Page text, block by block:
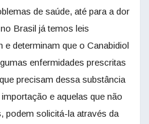
de saúde, até para a dor
Brasil já temos leis
e determinam que o Canabidiol
enfermidades prescritas
precisam dessa substância
e aquelas que não
podem solicitá-la através da